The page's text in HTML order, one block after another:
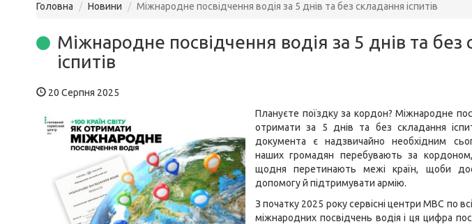
Головна Новини Міжнародне посвідчення водія за 5 днів та без складання іспитів
Міжнародне посвідчення водія за 5 днів та без
іспитів
20 Серпня 2025
Плануєте поїздку за кордон? Міжнародне
отримати за 5 днів та без складання
документа є надзвичайно необхідним
наших громадян перебувають за кордоном,
щодня перетинають межі країн, щоби
допомогу й підтримувати армію.
З початку 2025 року сервісні центри МВС по
міжнародних посвідчень водія і ця цифра